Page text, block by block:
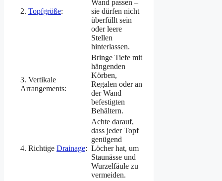
2. Topfgröße:
Wand passen –
sie dürfen nicht
überfüllt sein
oder leere
Stellen
hinterlassen.
3. Vertikale
Arrangements:
Bringe Tiefe mit
hängenden
Körben,
Regalen oder an
der Wand
befestigten
Behältern.
4. Richtige Drainage:
Achte darauf,
dass jeder Topf
genügend
Löcher hat, um
Staunässe und
Wurzelfäule zu
vermeiden.